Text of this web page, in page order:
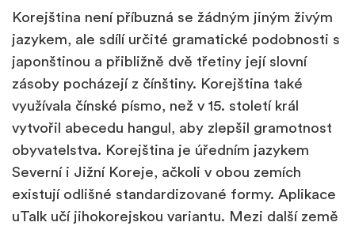
Korejština není příbuzná se žádným jiným živým
jazykem, ale sdílí určité gramatické podobnosti s
japonštinou a přibližně dvě třetiny její slovní
zásoby pocházejí z čínštiny. Korejština také
využívala čínské písmo, než v 15. století král
vytvořil abecedu hangul, aby zlepšil gramotnost
obyvatelstva. Korejština je úředním jazykem
Severní i Jižní Koreje, ačkoli v obou zemích
existují odlišné standardizované formy. Aplikace
uTalk učí jihokorejskou variantu. Mezi další země